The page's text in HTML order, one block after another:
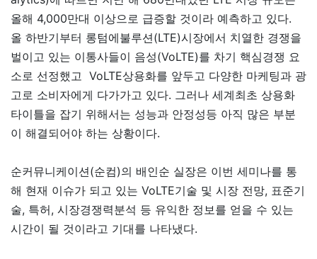
올해 4,000만대 이상으로 급증할 것이라 예측하고 있다.
올 하반기부터 롱텀에불루션(LTE)시장에서 치열한 경쟁을
벌이고 있는 이통사들이 음성(VoLTE)를 차기 핵심경쟁 요
소로 선정했고 VoLTE상용화를 앞두고 다양한 마케팅과 광
고로 소비자에게 다가가고 있다. 그러나 세계최초 상용화
타이틀을 잡기 위해서는 성능과 안정성등 아직 많은 부분
이 해결되어야 하는 상황이다.
순커뮤니케이션(순컴)의 배인순 실장은 이번 세미나를 통
해 현재 이슈가 되고 있는 VoLTE기술 및 시장 전망, 표준기
술, 특허, 시장경쟁력분석 등 유익한 정보를 얻을 수 있는
시간이 될 것이라고 기대를 나타냈다.